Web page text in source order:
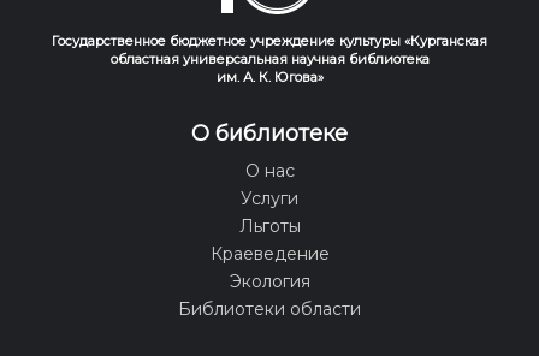
Государственное бюджетное учреждение культуры «Курганская
областная универсальная научная библиотека
им. А. К. Югова»
О библиотеке
О нас
Услуги
Льготы
Краеведение
Экология
Библиотеки области